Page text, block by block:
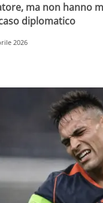
ma non hanno
diplomatico
2026